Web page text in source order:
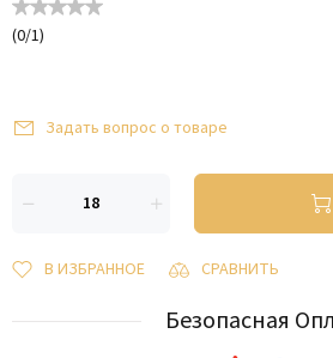
(0/1)
Задать вопрос о товаре
В ИЗБРАННОЕ СРАВНИТЬ
Безопасная